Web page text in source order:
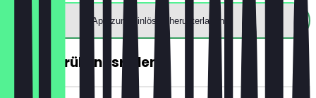
App zum Einlösen herunterladen
GRATIS Frühlingsrollen